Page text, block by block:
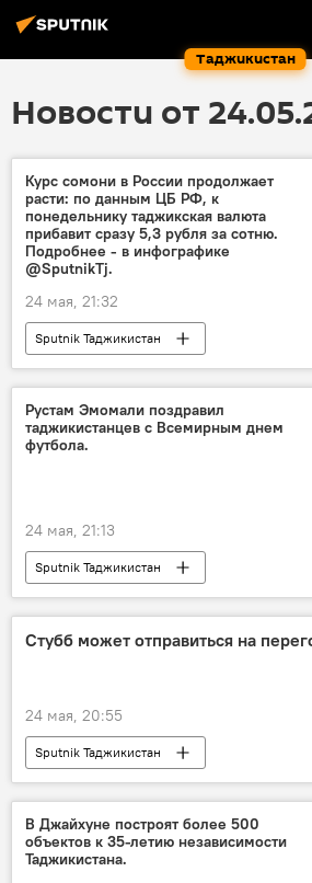
Таджикистан
Новости от
Курс сомони в России продолжает
расти: по данным ЦБ РФ, к
понедельнику таджикская валюта
прибавит сразу 5,3 рубля за сотню.
Подробнее - в инфографике
@SputnikTj.
24 мая, 21:32
Sputnik Таджикистан
Рустам Эмомали поздравил
таджикистанцев с Всемирным днем
футбола.
24 мая, 21:13
Sputnik Таджикистан
Стубб может отправиться на
24 мая, 20:55
Sputnik Таджикистан
В Джайхуне построят более 500
объектов к 35-летию независимости
Таджикистана.